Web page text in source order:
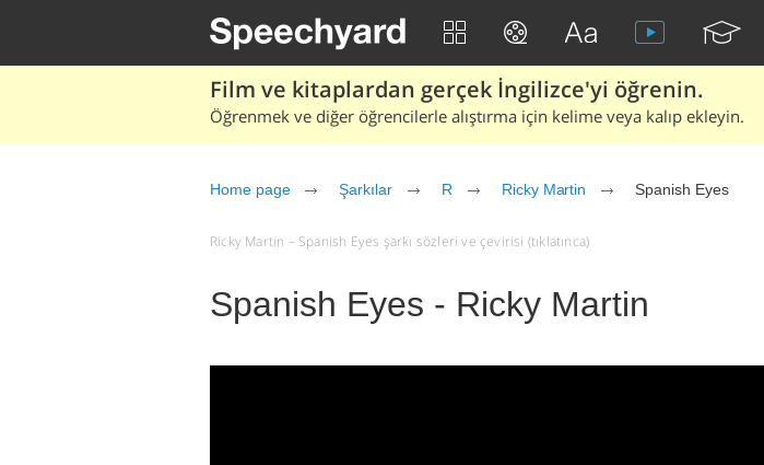
Film ve kitaplardan gerçek İngilizce'yi öğrenin.
Öğrenmek ve diğer öğrencilerle alıştırma için kelime veya kalıp ekleyin.
Home page Şarkılar R Ricky Martin Spanish Eyes
Ricky Martin – Spanish Eyes şarkı sözleri ve çevirisi (tıklatınca)
Spanish Eyes - Ricky Martin